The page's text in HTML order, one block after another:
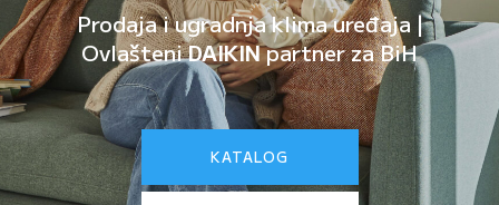
Prodaja i ugradnja klima uređaja |
OvlašteniDAIKINpartner za BiH
KATALOG